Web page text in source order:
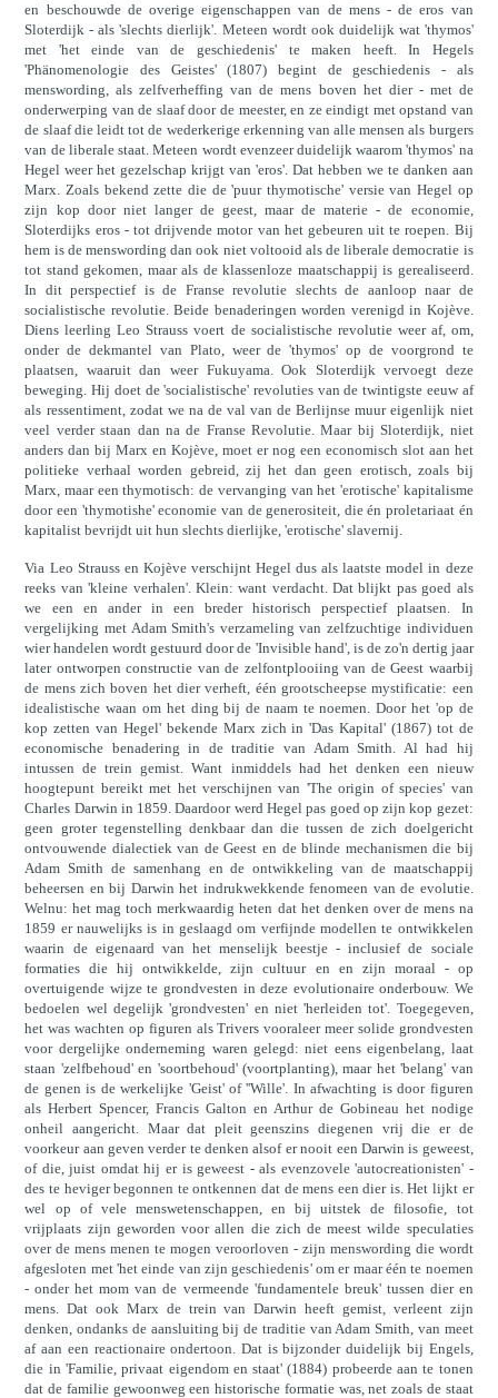
en beschouwde de overige eigenschappen van de mens - de eros van
Sloterdijk - als 'slechts dierlijk'. Meteen wordt ook duidelijk wat 'thymos'
met 'het einde van de geschiedenis' te maken heeft. In Hegels
'Phänomenologie des Geistes' (1807) begint de geschiedenis - als
menswording, als zelfverheffing van de mens boven het dier - met de
onderwerping van de slaaf door de meester, en ze eindigt met opstand van
de slaaf die leidt tot de wederkerige erkenning van alle mensen als burgers
van de liberale staat. Meteen wordt evenzeer duidelijk waarom 'thymos' na
Hegel weer het gezelschap krijgt van 'eros'. Dat hebben we te danken aan
Marx. Zoals bekend zette die de 'puur thymotische' versie van Hegel op
zijn kop door niet langer de geest, maar de materie - de economie,
Sloterdijks eros - tot drijvende motor van het gebeuren uit te roepen. Bij
hem is de menswording dan ook niet voltooid als de liberale democratie is
tot stand gekomen, maar als de klassenloze maatschappij is gerealiseerd.
In dit perspectief is de Franse revolutie slechts de aanloop naar de
socialistische revolutie. Beide benaderingen worden verenigd in Kojève.
Diens leerling Leo Strauss voert de socialistische revolutie weer af, om,
onder de dekmantel van Plato, weer de 'thymos' op de voorgrond te
plaatsen, waaruit dan weer Fukuyama. Ook Sloterdijk vervoegt deze
beweging. Hij doet de 'socialistische' revoluties van de twintigste eeuw af
als ressentiment, zodat we na de val van de Berlijnse muur eigenlijk niet
veel verder staan dan na de Franse Revolutie. Maar bij Sloterdijk, niet
anders dan bij Marx en Kojève, moet er nog een economisch slot aan het
politieke verhaal worden gebreid, zij het dan geen erotisch, zoals bij
Marx, maar een thymotisch: de vervanging van het 'erotische' kapitalisme
door een 'thymotishe' economie van de generositeit, die én proletariaat én
kapitalist bevrijdt uit hun slechts dierlijke, 'erotische' slavernij.
Via Leo Strauss en Kojève verschijnt Hegel dus als laatste model in deze
reeks van 'kleine verhalen'. Klein: want verdacht. Dat blijkt pas goed als
we een en ander in een breder historisch perspectief plaatsen. In
vergelijking met Adam Smith's verzameling van zelfzuchtige individuen
wier handelen wordt gestuurd door de 'Invisible hand', is de zo'n dertig jaar
later ontworpen constructie van de zelfontplooiing van de Geest waarbij
de mens zich boven het dier verheft, één grootscheepse mystificatie: een
idealistische waan om het ding bij de naam te noemen. Door het 'op de
kop zetten van Hegel' bekende Marx zich in 'Das Kapital' (1867) tot de
economische benadering in de traditie van Adam Smith. Al had hij
intussen de trein gemist. Want inmiddels had het denken een nieuw
hoogtepunt bereikt met het verschijnen van 'The origin of species' van
Charles Darwin in 1859. Daardoor werd Hegel pas goed op zijn kop gezet:
geen groter tegenstelling denkbaar dan die tussen de zich doelgericht
ontvouwende dialectiek van de Geest en de blinde mechanismen die bij
Adam Smith de samenhang en de ontwikkeling van de maatschappij
beheersen en bij Darwin het indrukwekkende fenomeen van de evolutie.
Welnu: het mag toch merkwaardig heten dat het denken over de mens na
1859 er nauwelijks is in geslaagd om verfijnde modellen te ontwikkelen
waarin de eigenaard van het menselijk beestje - inclusief de sociale
formaties die hij ontwikkelde, zijn cultuur en en zijn moraal - op
overtuigende wijze te grondvesten in deze evolutionaire onderbouw. We
bedoelen wel degelijk 'grondvesten' en niet 'herleiden tot'. Toegegeven,
het was wachten op figuren als Trivers vooraleer meer solide grondvesten
voor dergelijke onderneming waren gelegd: niet eens eigenbelang, laat
staan 'zelfbehoud' en 'soortbehoud' (voortplanting), maar het 'belang' van
de genen is de werkelijke 'Geist' of ''Wille'. In afwachting is door figuren
als Herbert Spencer, Francis Galton en Arthur de Gobineau het nodige
onheil aangericht. Maar dat pleit geenszins diegenen vrij die er de
voorkeur aan geven verder te denken alsof er nooit een Darwin is geweest,
of die, juist omdat hij er is geweest - als evenzovele 'autocreationisten' -
des te heviger begonnen te ontkennen dat de mens een dier is. Het lijkt er
wel op of vele menswetenschappen, en bij uitstek de filosofie, tot
vrijplaats zijn geworden voor allen die zich de meest wilde speculaties
over de mens menen te mogen veroorloven - zijn menswording die wordt
afgesloten met 'het einde van zijn geschiedenis' om er maar één te noemen
- onder het mom van de vermeende 'fundamentele breuk' tussen dier en
mens. Dat ook Marx de trein van Darwin heeft gemist, verleent zijn
denken, ondanks de aansluiting bij de traditie van Adam Smith, van meet
af aan een reactionaire ondertoon. Dat is bijzonder duidelijk bij Engels,
die in 'Familie, privaat eigendom en staat' (1884) probeerde aan te tonen
dat de familie gewoonweg een historische formatie was, net zoals de staat